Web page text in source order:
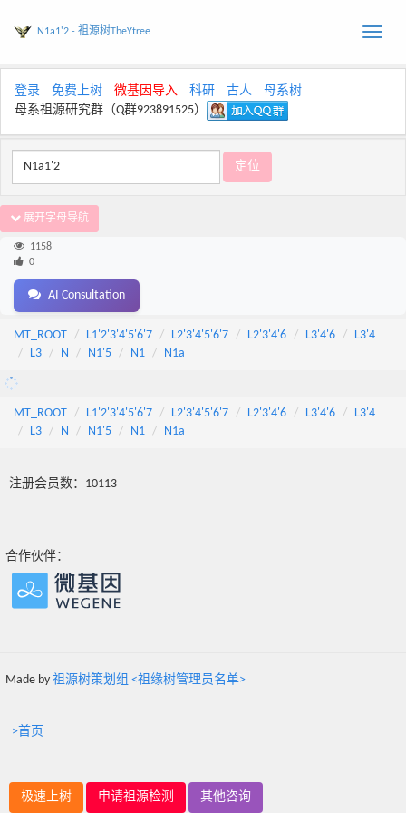
Toggle
N1a1'2 - 祖源树TheYtree
登录 免费上树 微基因导入 科研 古人
母系树
母系祖源研究群（Q群923891525）
展开字母导航
1158
0
AI Consultation
MT_ROOT L1'2'3'4'5'6'7 L2'3'4'5'6'7 L2'3'4'6 L3'4'6
L3'4
L3
N N1'5 N1 N1a
MT_ROOT L1'2'3'4'5'6'7 L2'3'4'5'6'7 L2'3'4'6 L3'4'6
L3'4
L3
N N1'5 N1 N1a
注册会员数：10113
合作伙伴：
Made by 祖源树策划组 <祖缘树管理员名单>
>首页
极速上树 申请祖源检测 其他咨询